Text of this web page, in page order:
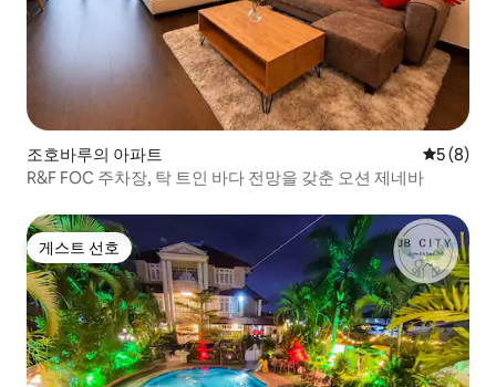
조호바루의 아파트 평점 5점
5 (8)
R&F FOC 주차장, 탁 트인 바다 전망을 갖춘 오션 제네바
게스트 선호
게스트 선호